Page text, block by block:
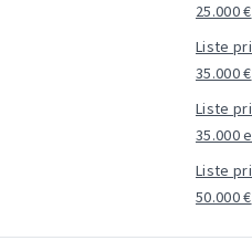
25.000 €
Liste
35.000 €
Liste
35.000
Liste
50.000 €